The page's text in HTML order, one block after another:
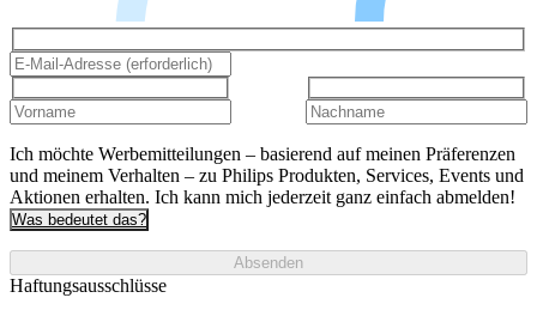
Ich möchte Werbemitteilungen – basierend auf meinen Präferenzen
und meinem Verhalten – zu Philips Produkten, Services, Events und
Aktionen erhalten. Ich kann mich jederzeit ganz einfach abmelden!
Was bedeutet das?
Absenden
Haftungsausschlüsse